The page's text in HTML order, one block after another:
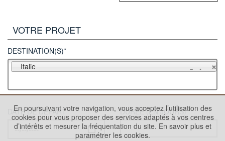
VOTRE PROJET
DESTINATION(S)*
Italie
DATE DE DÉPART DURÉE (EN JOURS)
En poursuivant votre navigation, vous acceptez l’utilisation des
cookies pour vous proposer des services adaptés à vos centres
d’intérêts et mesurer la fréquentation du site. En savoir plus et
paramétrer les cookies.